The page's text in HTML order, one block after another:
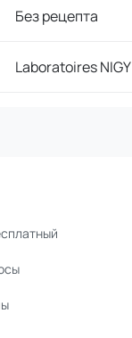
Без рецепта
Laboratoires NIGY